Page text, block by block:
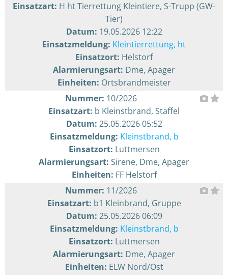
Einsatzart: H ht Tierrettung Kleintiere, S-Trupp (GW-
Tier)
Datum: 19.05.2026 12:22
Einsatzmeldung: Kleintierrettung, ht
Einsatzort: Helstorf
Alarmierungsart: Dme, Apager
Einheiten: Ortsbrandmeister
Nummer: 10/2026
Einsatzart: b Kleinstbrand, Staffel
Datum: 25.05.2026 05:52
Einsatzmeldung: Kleinstbrand, b
Einsatzort: Luttmersen
Alarmierungsart: Sirene, Dme, Apager
Einheiten: FF Helstorf
Nummer: 11/2026
Einsatzart: b1 Kleinbrand, Gruppe
Datum: 25.05.2026 06:09
Einsatzmeldung: Kleinstbrand, b
Einsatzort: Luttmersen
Alarmierungsart: Dme, Apager
Einheiten: ELW Nord/Ost